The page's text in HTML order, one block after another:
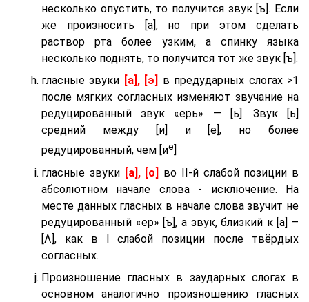
несколько опустить, то получится звук [ъ]. Если
же произносить [а], но при этом сделать
раствор рта более узким, а спинку языка
несколько поднять, то получится тот же звук [ъ].
гласные звуки
[а], [э]
в предударных слогах >1
после мягких согласных изменяют звучание на
редуцированный звук «ерь» — [ь]. Звук [ь]
средний между [и] и [е], но более
редуцированный, чем [ие
гласные звуки [а], [о] во II-й слабой позиции в
абсолютном начале слова - исключение. На
месте данных гласных в начале слова звучит не
редуцированный «ер» [ъ], а звук, близкий к [а] –
[Λ], как в I слабой позиции после твёрдых
согласных.
Произношение гласных в заударных слогах в
основном аналогично произношению гласных